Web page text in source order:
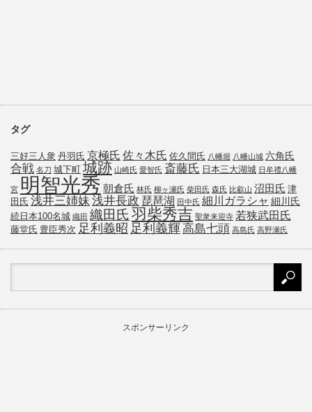
タグ
三好三人衆 丹羽氏 京極氏 佐々木氏 佐久間氏 八幡堀 八幡山城 六角氏
合戦 名刀 城下町 城跡 山崎氏 愛智氏 斎藤氏 日本三大湖城 日牟禮八幡
宮 明智光秀 朝倉氏 林氏 柳ヶ瀬氏 柴田氏 森氏 比叡山 沼田氏 津
田氏 浅井三姉妹 浅井長政 琵琶湖 田中氏 細川ガラシャ 細川氏
続日本100名城 織田 織田氏 羽柴秀吉 聖衆来迎寺 若狭武田氏
藤堂氏 豊臣秀次 足利義昭 足利義輝 高島七頭 高島氏 高野瀬氏
スポンサーリンク